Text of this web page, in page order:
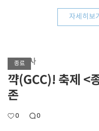
자세히보기
종료
기획행사
꺅(GCC)! 축제 <
존
0 0